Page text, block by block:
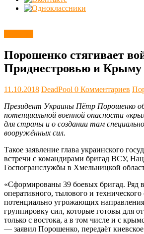
Порошенко стягивает
Приднестровью и Крыму
11.10.2018 DeadPool 0 Комментариев
Президент Украины Пётр Порошенко
потенциальной военной опасности
для страны и о создании там
вооружённых сил.
Такое заявление глава украинского
встречи с командирами бригад ВСУ,
Госпогранслужбы в Хмельницкой
«Сформированы 39 боевых бригад. Ряд
оперативного, тылового и
потенциально угрожающих
группировку сил, которые готовы для
только с востока, а в том числе и с
— заявил Порошенко, передаёт